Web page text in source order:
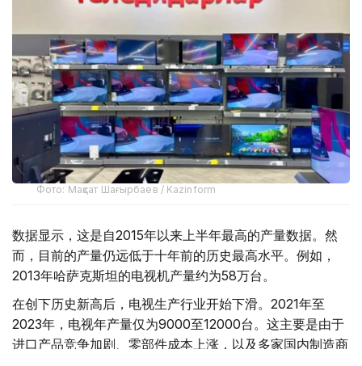
Фото: Мақсат Шағырбаев / Kazinform
数据显示，这是自2015年以来上半年最高的产量数据。然
而，目前的产量仍远低于十年前的历史最高水平。例如，
2013年哈萨克斯坦的电视机产量约为58万台。
在创下历史新高后，电视生产行业开始下滑。2021年至
2023年，电视年产量仅为9000至12000台。这主要是由于
进口产品竞争加剧、零部件成本上涨，以及多家国内制造商